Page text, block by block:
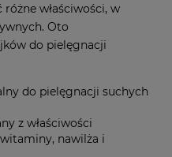
właściwości, w
Oto
do pielęgnacji
do pielęgnacji suchych
z właściwości
nawilża i